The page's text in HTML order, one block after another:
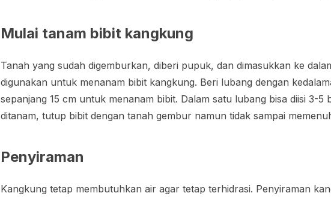
Mulai tanam bibit kangkung
Tanah yang sudah digemburkan, diberi pupuk, dan dimasukkan ke
digunakan untuk menanam bibit kangkung. Beri lubang dengan
sepanjang 15 cm untuk menanam bibit. Dalam satu lubang bisa diisi 3-5
ditanam, tutup bibit dengan tanah gembur namun tidak sampai
Penyiraman
Kangkung tetap membutuhkan air agar tetap terhidrasi. Penyiraman